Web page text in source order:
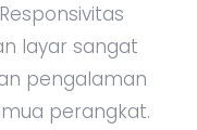
layar sangat
pengalaman
perangkat.